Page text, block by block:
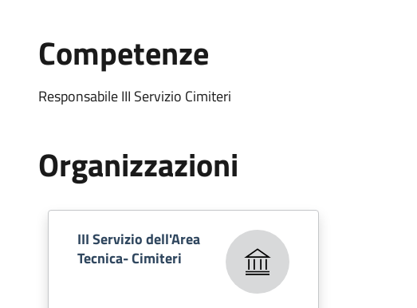
Competenze
Responsabile III Servizio Cimiteri
Organizzazioni
III Servizio dell'Area
Tecnica- Cimiteri